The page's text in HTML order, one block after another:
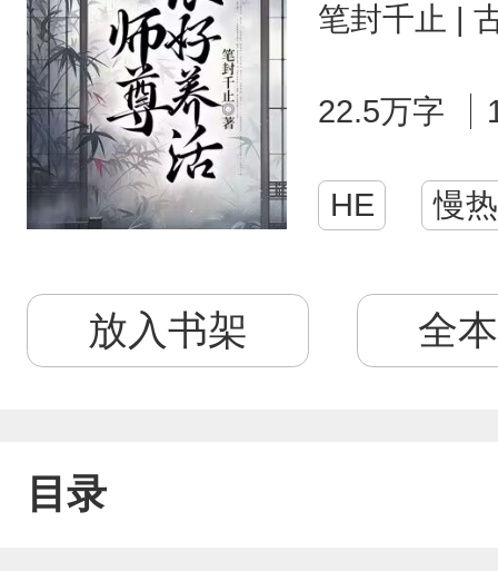
笔封千止 |
22.5万字
HE 慢热
放入书架 全
目录